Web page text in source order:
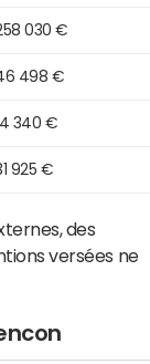
030 €
498 €
14 340 €
925 €
des
versées ne